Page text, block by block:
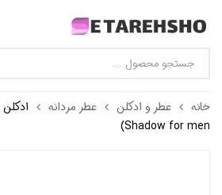
خانه عطر و ادکلن عطر مردانه
Shadow for men)